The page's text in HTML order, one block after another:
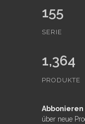
155
SERIE
1,364
PRODUKTE
Abbonieren
über neue